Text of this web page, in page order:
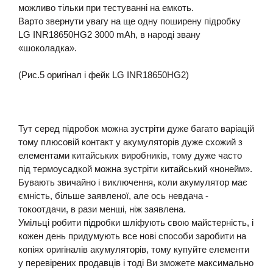
можливо тільки при тестуванні на емкоть.
Варто звернути увагу на ще одну поширену підробку
LG INR18650HG2 3000 mAh, в народі звану
«шоколадка».
(Рис.5 оригінал і фейк LG INR18650HG2)
Тут серед підробок можна зустріти дуже багато варіацій
тому плюсовій контакт у акумуляторів дуже схожий з
елементами китайських виробників, тому дуже часто
під термоусадкой можна зустріти китайський «нонейм».
Бувають звичайно і виключення, коли акумулятор має
ємність, більше заявленої, але ось невдача -
токоотдачи, в рази менші, ніж заявлена.
Умільці робити підробки шліфують свою майстерність, і
кожен день придумують все нові способи заробити на
копіях оригіналів акумуляторів, тому купуйте елементи
у перевірених продавців і тоді Ви зможете максимально